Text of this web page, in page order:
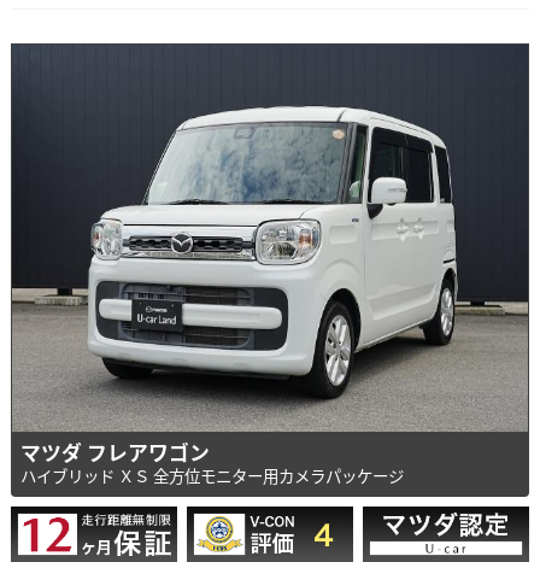
マツダ フレアワゴン
ハイブリッド ＸＳ 全方位モニター用カメラパッケージ